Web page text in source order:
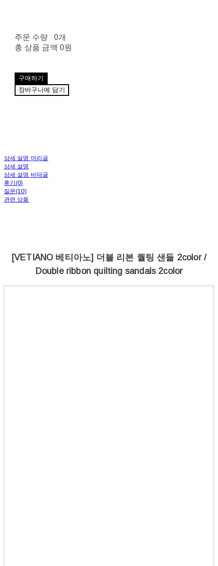
주문 수량
0개
총 상품 금액 0원
구매하기
장바구니에 담기
상세 설명 머리글
상세 설명
상세 설명 바닥글
후기(0)
질문(10)
관련 상품
[VETIANO 베티아노] 더블 리본 퀄팅 샌들 2color /
Double ribbon quilting sandals 2color